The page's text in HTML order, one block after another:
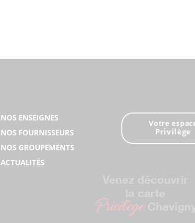
NOS ENSEIGNES
NOS FOURNISSEURS
NOS GROUPEMENTS
ACTUALITÉS
Votre
Privilège